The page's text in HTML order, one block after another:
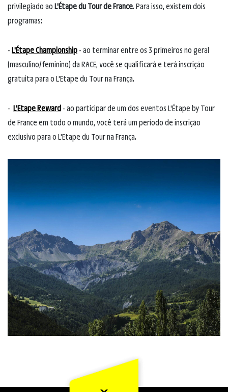
privilegiado ao L'Étape du Tour de France. Para isso, existem dois
programas:
- L'Étape Championship - ao terminar entre os 3 primeiros no geral
(masculino/feminino) da RACE, você se qualificará e terá inscrição
gratuita para o L'Etape du Tour na França.
- L'Etape Reward - ao participar de um dos eventos L'Étape by Tour
de France em todo o mundo, você terá um período de inscrição
exclusivo para o L'Etape du Tour na França.